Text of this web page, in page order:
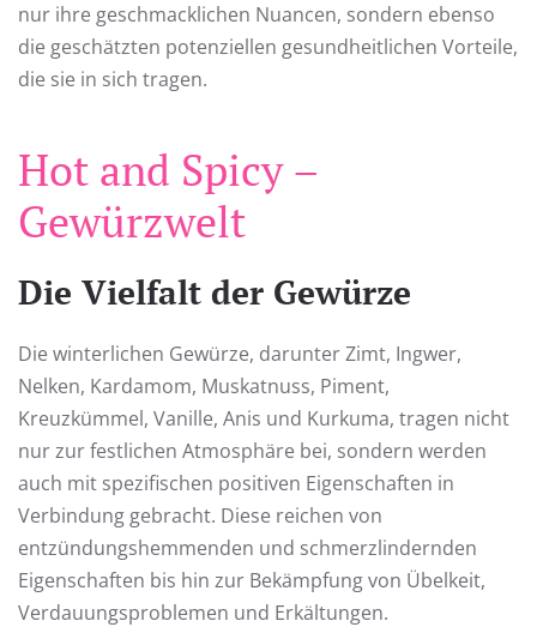
nur ihre geschmacklichen Nuancen, sondern ebenso
die geschätzten potenziellen gesundheitlichen Vorteile,
die sie in sich tragen.
Hot and Spicy –
Gewürzwelt
Die Vielfalt der Gewürze
Die winterlichen Gewürze, darunter Zimt, Ingwer,
Nelken, Kardamom, Muskatnuss, Piment,
Kreuzkümmel, Vanille, Anis und Kurkuma, tragen nicht
nur zur festlichen Atmosphäre bei, sondern werden
auch mit spezifischen positiven Eigenschaften in
Verbindung gebracht. Diese reichen von
entzündungshemmenden und schmerzlindernden
Eigenschaften bis hin zur Bekämpfung von Übelkeit,
Verdauungsproblemen und Erkältungen.